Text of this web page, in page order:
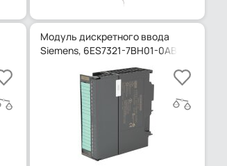
Модуль дискретного ввода
Siemens, 6ES7321-7BH01-0AB0